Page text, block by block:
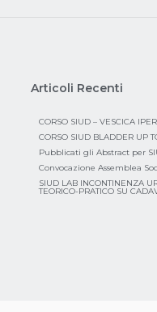
Articoli Recenti
CORSO SIUD – VESCICA
CORSO SIUD BLADDER UP
Pubblicati gli Abstract per
Convocazione Assemblea
SIUD LAB INCONTINENZA
TEORICO-PRATICO SU